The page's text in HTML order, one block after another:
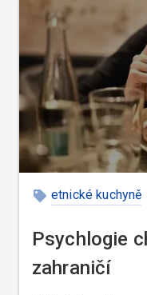
etnické kuchyně
Psychlogie
zahraničí